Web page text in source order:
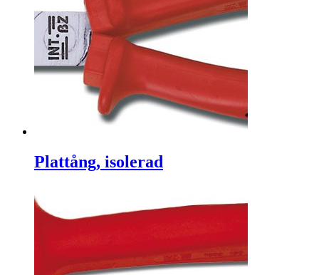
Plattång, isolerad